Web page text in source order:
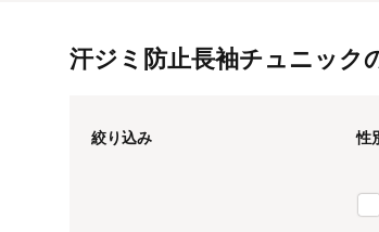
汗ジミ防止長袖チュニック
絞り込み 性